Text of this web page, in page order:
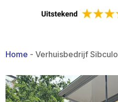
Home -Verhuisbedrijf Sibculo